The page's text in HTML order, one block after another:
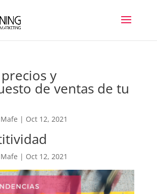
y
de ventas de tu
| Oct 12, 2021
| Oct 12, 2021